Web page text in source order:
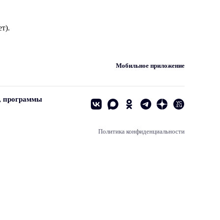
Мобильное приложение
программы
Политика конфиденциальности